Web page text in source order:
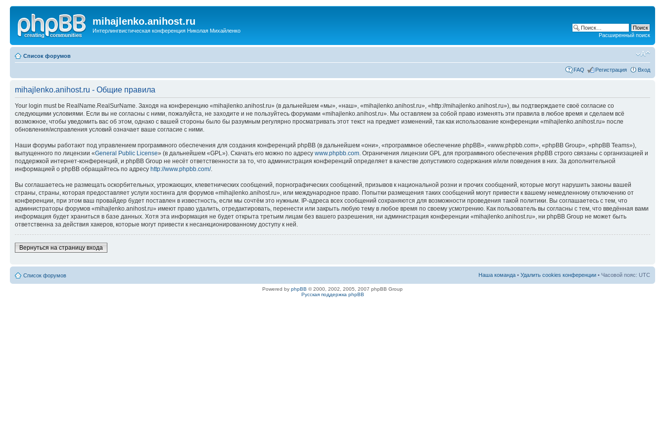
mihajlenko.anihost.ru
Интерлингвистическая конференция Николая Михайленко
Расширенный поиск
Список форумов
FAQ Регистрация Вход
mihajlenko.anihost.ru - Общие правила
Your login must be RealName.RealSurName. Заходя на конференцию «mihajlenko.anihost.ru» (в дальнейшем «мы», «наш», «mihajlenko.anihost.ru», «http://mihajlenko.anihost.ru»), вы подтверждаете своё согласие со
следующими условиями. Если вы не согласны с ними, пожалуйста, не заходите и не пользуйтесь форумами «mihajlenko.anihost.ru». Мы оставляем за собой право изменять эти правила в любое время и сделаем всё
возможное, чтобы уведомить вас об этом, однако с вашей стороны было бы разумным регулярно просматривать этот текст на предмет изменений, так как использование конференции «mihajlenko.anihost.ru» после
обновления/исправления условий означает ваше согласие с ними.
Наши форумы работают под управлением программного обеспечения для создания конференций phpBB (в дальнейшем «они», «программное обеспечение phpBB», «www.phpbb.com», «phpBB Group», «phpBB Teams»),
выпущенного по лицензии «General Public License» (в дальнейшем «GPL»). Скачать его можно по адресу www.phpbb.com . Ограничения лицензии GPL для программного обеспечения phpBB строго связаны с организацией и
поддержкой интернет-конференций, и phpBB Group не несёт ответственности за то, что администрация конференций определяет в качестве допустимого содержания и/или поведения в них. За дополнительной
информацией о phpBB обращайтесь по адресу http://www.phpbb.com/.
Вы соглашаетесь не размещать оскорбительных, угрожающих, клеветнических сообщений, порнографических сообщений, призывов к национальной розни и прочих сообщений, которые могут нарушить законы вашей
страны, страны, которая предоставляет услуги хостинга для форумов «mihajlenko.anihost.ru», или международное право. Попытки размещения таких сообщений могут привести к вашему немедленному отключению от
конференции, при этом ваш провайдер будет поставлен в известность, если мы сочтём это нужным. IP-адреса всех сообщений сохраняются для возможности проведения такой политики. Вы соглашаетесь с тем, что
администраторы форумов «mihajlenko.anihost.ru» имеют право удалить, отредактировать, перенести или закрыть любую тему в любое время по своему усмотрению. Как пользователь вы согласны с тем, что введённая вами
информация будет храниться в базе данных. Хотя эта информация не будет открыта третьим лицам без вашего разрешения, ни администрация конференции «mihajlenko.anihost.ru», ни phpBB Group не может быть
ответственна за действия хакеров, которые могут привести к несанкционированному доступу к ней.
Вернуться на страницу входа
Список форумов Наша команда • Удалить cookies конференции • Часовой пояс: UTC
Powered by phpBB © 2000, 2002, 2005, 2007 phpBB Group
Русская поддержка phpBB